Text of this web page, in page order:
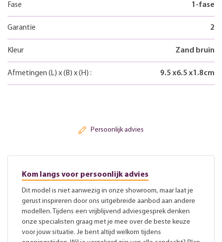
Fase 1-fase
Garantie 2
Kleur Zand bruin
Afmetingen (L) x(B) x(H) : 9.5 x6.5 x1.8cm
Persoonlijk advies
Kom langs voor persoonlijk advies
Dit model is niet aanwezig in onze showroom, maar laat je
gerust inspireren door ons uitgebreide aanbod aan andere
modellen. Tijdens een vrijblijvend adviesgesprek denken
onze specialisten graag met je mee over de beste keuze
voor jouw situatie. Je bent altijd welkom tijdens